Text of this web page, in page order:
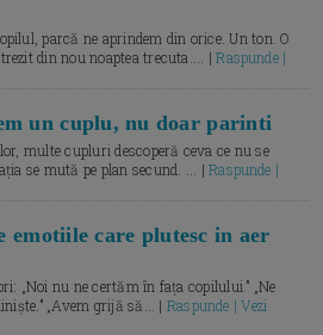
parcă ne aprindem din orice. Un ton. O
din nou noaptea trecuta.... |Raspunde |
un cuplu, nu doar parinti
multe cupluri descoperă ceva ce nu se
se mută pe plan secund. ... |Raspunde |
emotiile care plutesc in aer
„Noi nu ne certăm în fața copilului.” „Ne
„Avem grijă să... | Raspunde | Vezi